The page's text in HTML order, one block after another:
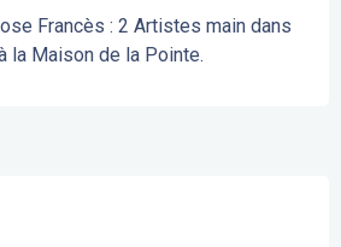
Francès : 2 Artistes main dans
la Maison de la Pointe.